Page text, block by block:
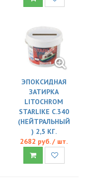
ЭПОКСИДНАЯ
ЗАТИРКА
LITOCHROM
STARLIKE C.340
(НЕЙТРАЛЬНЫЙ
) 2,5 КГ.
2682 руб. / шт.